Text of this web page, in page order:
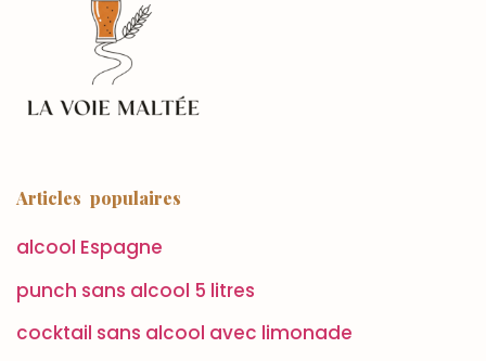
Articles populaires
alcool Espagne
punch sans alcool 5 litres
cocktail sans alcool avec limonade